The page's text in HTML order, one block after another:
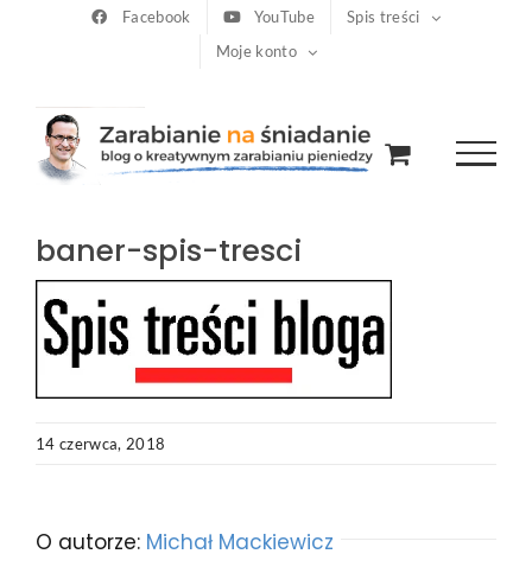
Facebook YouTube
Spis treści
Moje konto
baner-spis-tresci
14 czerwca, 2018
O autorze: Michał Mackiewicz